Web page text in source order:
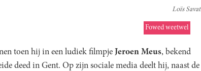
Loïs Savat
Fowed weetwel
toen hij in een ludiek filmpje Jeroen Meus, bekend
deed in Gent. Op zijn sociale media deelt hij, naast de